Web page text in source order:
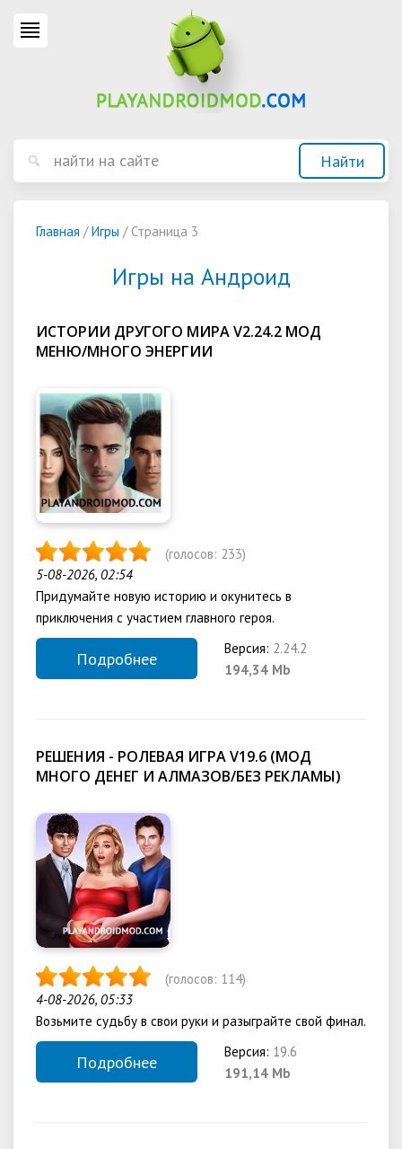
Главная /Игры / Страница 3
Игры на Андроид
ИСТОРИИ ДРУГОГО МИРА V2.24.2 МОД
МЕНЮ/МНОГО ЭНЕРГИИ
(голосов: 233)
5-08-2026, 02:54
Придумайте новую историю и окунитесь в
приключения с участием главного героя.
Подробнее
Версия: 2.24.2
194,34 Mb
РЕШЕНИЯ - РОЛЕВАЯ ИГРА V19.6 (МОД
МНОГО ДЕНЕГ И АЛМАЗОВ/БЕЗ РЕКЛАМЫ)
(голосов: 114)
4-08-2026, 05:33
Возьмите судьбу в свои руки и разыграйте свой финал.
Подробнее
Версия: 19.6
191,14 Mb